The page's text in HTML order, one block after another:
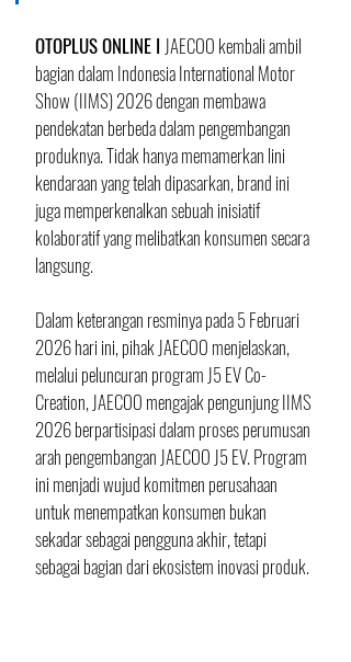
OTOPLUS ONLINE I JAECOO kembali ambil
bagian dalam Indonesia International Motor
Show (IIMS) 2026 dengan membawa
pendekatan berbeda dalam pengembangan
produknya. Tidak hanya memamerkan lini
kendaraan yang telah dipasarkan, brand ini
juga memperkenalkan sebuah inisiatif
kolaboratif yang melibatkan konsumen secara
langsung.
Dalam keterangan resminya pada 5 Februari
2026 hari ini, pihak JAECOO menjelaskan,
melalui peluncuran program J5 EV Co-
Creation, JAECOO mengajak pengunjung IIMS
2026 berpartisipasi dalam proses perumusan
arah pengembangan JAECOO J5 EV. Program
ini menjadi wujud komitmen perusahaan
untuk menempatkan konsumen bukan
sekadar sebagai pengguna akhir, tetapi
sebagai bagian dari ekosistem inovasi produk.